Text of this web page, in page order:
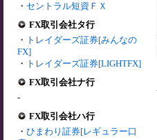
・ セントラル短資ＦＸ
FX取引会社タ行
・ トレイダーズ証券[みんなの
FX]
・ トレイダーズ証券[LIGHTFX]
FX取引会社ナ行
-
FX取引会社ハ行
・ ひまわり証券[レギュラー口